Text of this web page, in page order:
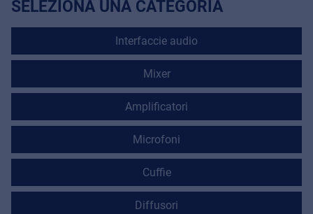
SELEZIONA UNA CATEGORIA
Interfaccie audio
Mixer
Amplificatori
Microfoni
Cuffie
Diffusori